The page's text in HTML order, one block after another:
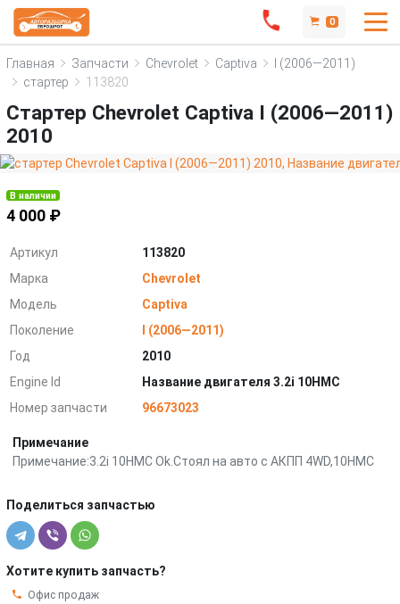
0
Главная Запчасти Chevrolet Captiva
I (2006—2011)
стартер
113820
Стартер Chevrolet Captiva I (2006—2011)
2010
В наличии
4 000 ₽
Артикул
113820
Марка
Chevrolet
Модель
Captiva
Поколение
I (2006—2011)
Год
2010
Engine Id
Название двигателя 3.2i 10HMC
Номер запчасти
96673023
Примечание
Примечание:3.2i 10HMC Ok.Стоял на авто с АКПП 4WD,10HMC
Поделиться запчастью
Хотите купить запчасть?
Офис продаж